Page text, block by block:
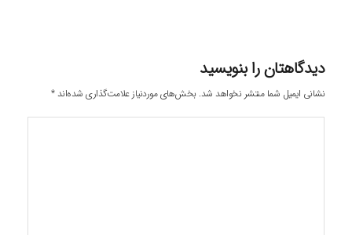
دیدگاهتان را بنویسید
نشانی ایمیل شما منتشر نخواهد شد. بخش‌های موردنیاز علامت‌گذاری شده‌اند*